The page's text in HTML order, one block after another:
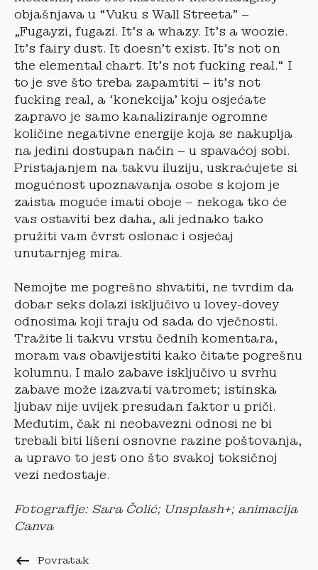
objašnjava u “Vuku s Wall Streeta” –
„Fugayzi, fugazi. It’s a whazy. It’s a woozie.
It’s fairy dust. It doesn’t exist. It’s not on
the elemental chart. It’s not fucking real.“ I
to je sve što treba zapamtiti – it’s not
fucking real, a ‘konekcija’ koju osjećate
zapravo je samo kanaliziranje ogromne
količine negativne energije koja se nakuplja
na jedini dostupan način – u spavaćoj sobi.
Pristajanjem na takvu iluziju, uskraćujete si
mogućnost upoznavanja osobe s kojom je
zaista moguće imati oboje – nekoga tko će
vas ostaviti bez daha, ali jednako tako
pružiti vam čvrst oslonac i osjećaj
unutarnjeg mira.
Nemojte me pogrešno shvatiti, ne tvrdim da
dobar seks dolazi isključivo u lovey-dovey
odnosima koji traju od sada do vječnosti.
Tražite li takvu vrstu čednih komentara,
moram vas obavijestiti kako čitate pogrešnu
kolumnu. I malo zabave isključivo u svrhu
zabave može izazvati vatromet; istinska
ljubav nije uvijek presudan faktor u priči.
Međutim, čak ni neobavezni odnosi ne bi
trebali biti lišeni osnovne razine poštovanja,
a upravo to jest ono što svakoj toksičnoj
vezi nedostaje.
Fotografije: Sara Čolić; Unsplash+; animacija
Canva
keyboard_backspace Povratak